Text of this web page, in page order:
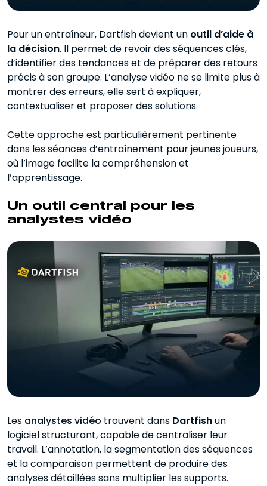
Pour un entraîneur, Dartfish devient un outil d’aide à
la décision. Il permet de revoir des séquences clés,
d’identifier des tendances et de préparer des retours
précis à son groupe. L’analyse vidéo ne se limite plus à
montrer des erreurs, elle sert à expliquer,
contextualiser et proposer des solutions.
Cette approche est particulièrement pertinente
dans les séances d’entraînement pour jeunes joueurs,
où l’image facilite la compréhension et
l’apprentissage.
Un outil central pour les
analystes vidéo
Les analystes vidéo trouvent dans Dartfishun
logiciel structurant, capable de centraliser leur
travail. L’annotation, la segmentation des séquences
et la comparaison permettent de produire des
analyses détaillées sans multiplier les supports.